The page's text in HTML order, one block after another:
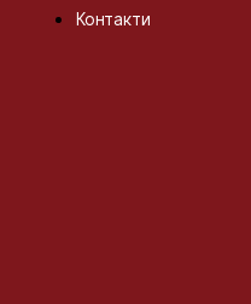
Контакти